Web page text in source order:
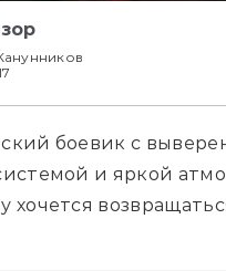
боевик с
и яркой
хочется